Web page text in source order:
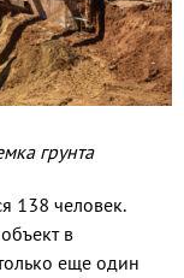
грунта
138 человек.
в
еще один